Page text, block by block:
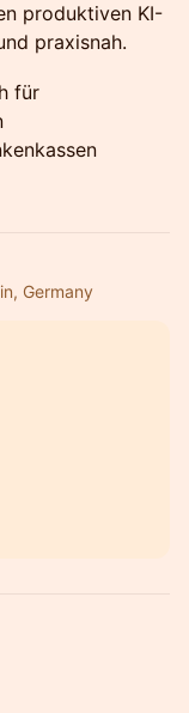
produktiven KI-
praxisnah.
für
Germany